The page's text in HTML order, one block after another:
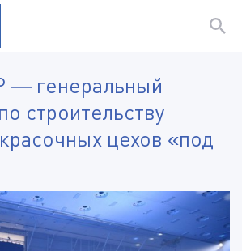
— генеральный
строительству
цехов «под